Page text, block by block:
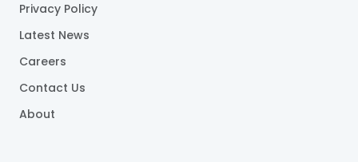
Privacy Policy
Latest News
Careers
Contact Us
About